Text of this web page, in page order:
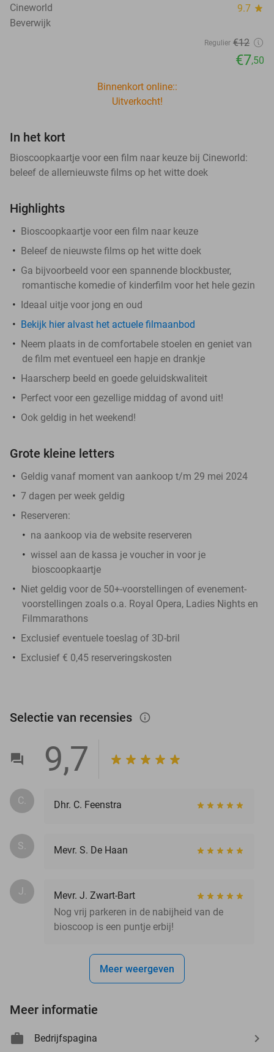
Cineworld 9.7 star
Beverwijk
Regulier €12
€7,50
Binnenkort online::
Uitverkocht!
In het kort
Bioscoopkaartje voor een film naar keuze bij Cineworld:
beleef de allernieuwste films op het witte doek
Highlights
Bioscoopkaartje voor een film naar keuze
Beleef de nieuwste films op het witte doek
Ga bijvoorbeeld voor een spannende blockbuster,
romantische komedie of kinderfilm voor het hele gezin
Ideaal uitje voor jong en oud
Bekijk hier alvast het actuele filmaanbod
Neem plaats in de comfortabele stoelen en geniet van
de film met eventueel een hapje en drankje
Haarscherp beeld en goede geluidskwaliteit
Perfect voor een gezellige middag of avond uit!
Ook geldig in het weekend!
Grote kleine letters
Geldig vanaf moment van aankoop t/m 29 mei 2024
7 dagen per week geldig
Reserveren:
na aankoop via de website reserveren
wissel aan de kassa je voucher in voor je
bioscoopkaartje
Niet geldig voor de 50+-voorstellingen of evenement-
voorstellingen zoals o.a. Royal Opera, Ladies Nights en
Filmmarathons
Exclusief eventuele toeslag of 3D-bril
Exclusief € 0,45 reserveringskosten
Selectie van recensies info_outlined
9,7
C. Dhr. C. Feenstra
S. Mevr. S. De Haan
J.
Mevr. J. Zwart-Bart
Nog vrij parkeren in de nabijheid van de
bioscoop is een puntje erbij!
Meer weergeven
Meer informatie
Bedrijfspagina